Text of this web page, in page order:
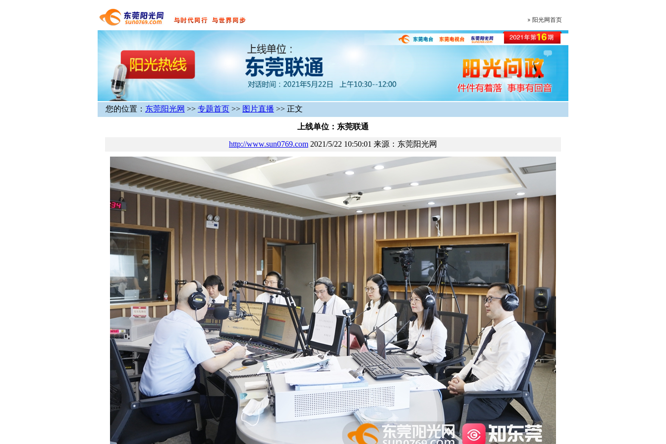
阳光网首页
您的位置： 东莞阳光网 >> 专题首页 >> 图片直播 >> 正文
上线单位：东莞联通
http://www.sun0769.com 2021/5/22 10:50:01 来源：东莞阳光网